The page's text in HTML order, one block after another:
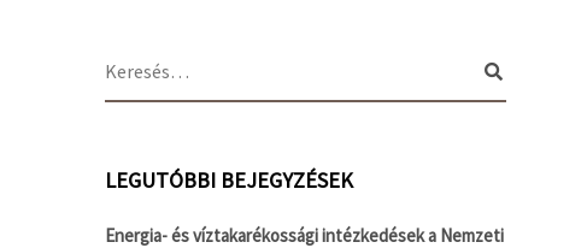
LEGUTÓBBI BEJEGYZÉSEK
Energia- és víztakarékossági intézkedések a Nemzeti